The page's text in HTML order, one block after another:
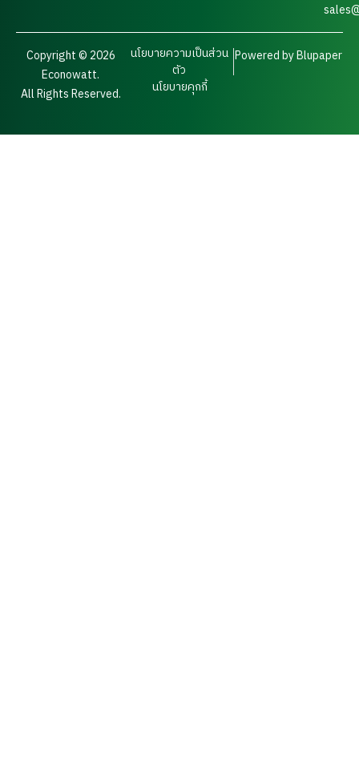
Copyright © 2026
Econowatt.
All Rights Reserved.
นโยบายความเป็นส่วน
ตัว
นโยบายคุกกี้
Powered by Blupaper